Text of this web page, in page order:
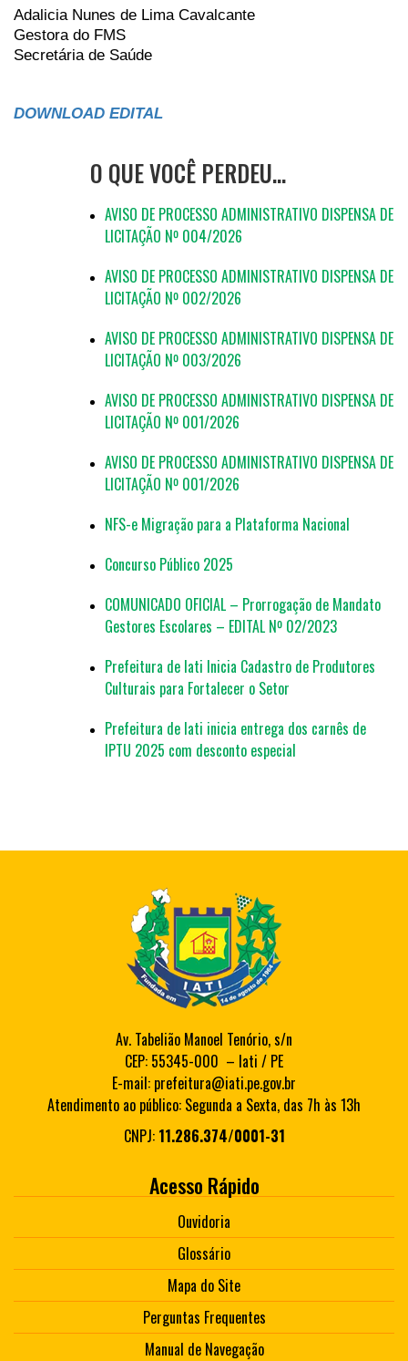
Adalicia Nunes de Lima Cavalcante
Gestora do FMS
Secretária de Saúde
DOWNLOAD EDITAL
O QUE VOCÊ PERDEU…
AVISO DE PROCESSO ADMINISTRATIVO DISPENSA DE
LICITAÇÃO Nº 004/2026
AVISO DE PROCESSO ADMINISTRATIVO DISPENSA DE
LICITAÇÃO Nº 002/2026
AVISO DE PROCESSO ADMINISTRATIVO DISPENSA DE
LICITAÇÃO Nº 003/2026
AVISO DE PROCESSO ADMINISTRATIVO DISPENSA DE
LICITAÇÃO Nº 001/2026
AVISO DE PROCESSO ADMINISTRATIVO DISPENSA DE
LICITAÇÃO Nº 001/2026
NFS-e Migração para a Plataforma Nacional
Concurso Público 2025
COMUNICADO OFICIAL – Prorrogação de Mandato
Gestores Escolares – EDITAL Nº 02/2023
Prefeitura de Iati Inicia Cadastro de Produtores
Culturais para Fortalecer o Setor
Prefeitura de Iati inicia entrega dos carnês de
IPTU 2025 com desconto especial
Av. Tabelião Manoel Tenório, s/n
CEP: 55345-000 – Iati / PE
E-mail: prefeitura@iati.pe.gov.br
Atendimento ao público: Segunda a Sexta, das 7h às 13h
CNPJ: 11.286.374/0001-31
Acesso Rápido
Ouvidoria
Glossário
Mapa do Site
Perguntas Frequentes
Manual de Navegação